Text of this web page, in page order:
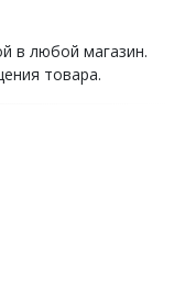
в любой магазин.
товара.